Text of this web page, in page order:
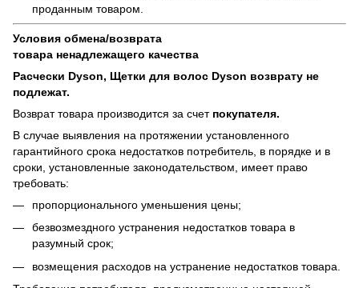
проданным товаром.
Условия обмена/возврата
товара ненадлежащего качества
Расчески Dyson, Щетки для волос Dyson возврату не
подлежат.
Возврат товара производится за счет покупателя.
В случае выявления на протяжении установленного
гарантийного срока недостатков потребитель, в порядке и в
сроки, установленные законодательством, имеет право
требовать:
пропорционального уменьшения цены;
безвозмездного устранения недостатков товара в
разумный срок;
возмещения расходов на устранение недостатков товара.